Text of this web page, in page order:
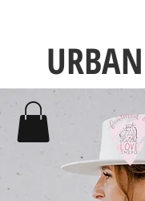
URBAN